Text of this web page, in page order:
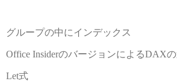
グループの中にインデックス
Office InsiderのバージョンによるDAX
Let式